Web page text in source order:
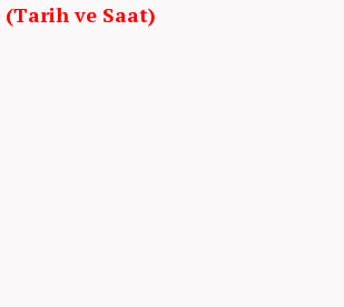
(Tarih ve Saat)